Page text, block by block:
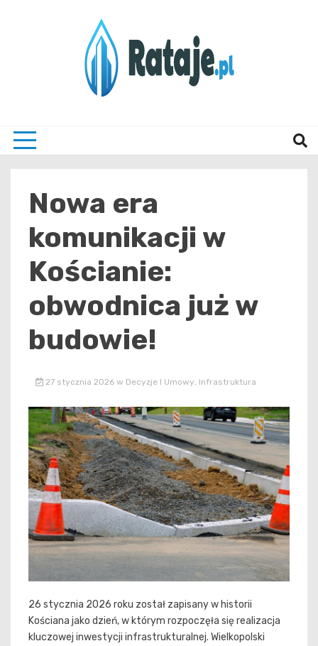
Nowa era
komunikacji w
Kościanie:
obwodnica już w
budowie!
27 stycznia 2026 w Decyzje I Umowy, Infrastruktura
26 stycznia 2026 roku został zapisany w historii
Kościana jako dzień, w którym rozpoczęła się realizacja
kluczowej inwestycji infrastrukturalnej. Wielkopolski